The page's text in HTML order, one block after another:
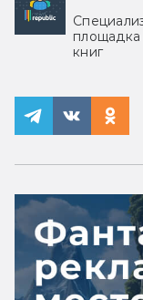
площадка
книг